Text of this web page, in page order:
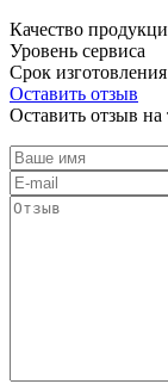
Качество
Уровень сервиса
Срок изготовления
Оставить отзыв
Оставить отзыв на